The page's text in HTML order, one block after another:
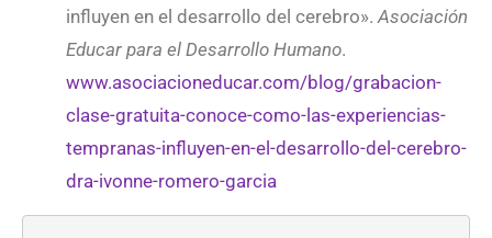
influyen en el desarrollo del cerebro».Asociación
Educar para el Desarrollo Humano.
www.asociacioneducar.com/blog/grabacion-
clase-gratuita-conoce-como-las-experiencias-
tempranas-influyen-en-el-desarrollo-del-cerebro-
dra-ivonne-romero-garcia